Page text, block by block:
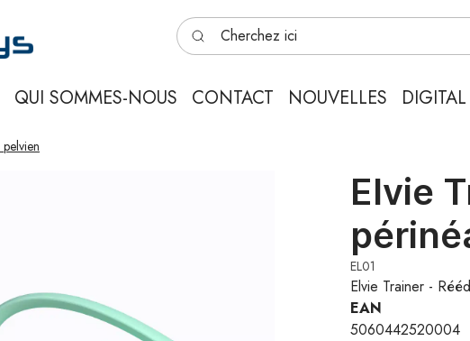
Cherchez ici
QUI SOMMES-NOUS CONTACT NOUVELLES
Elvie
EL01
Elvie Trainer -
EAN
5060442520004